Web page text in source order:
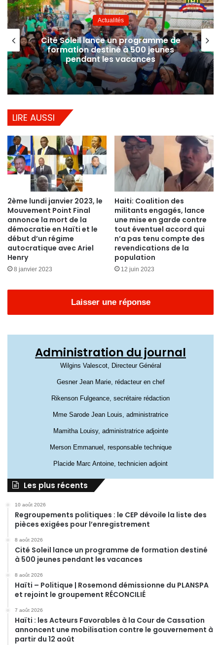
Actualités
Cité Soleil lance un programme de
formation destiné à 500 jeunes
pendant les vacances
LIRE AUSSI
2ème lundi janvier 2023, le
Mouvement Point Final
annonce la mort de la
démocratie en Haïti et le
début d’un régime
autocratique avec Ariel
Henry
8 janvier 2023
Haiti: Coalition des
militants engagés, lance
une mise en garde contre
tout éventuel accord qui
n’a pas tenu compte des
revendications de la
population
12 juin 2023
Laisser une réponse
Administration du journal
Wilgins Valescot, Directeur Général
Gesner Jean Marie, rédacteur en chef
Rikenson Fulgeance, secrétaire rédaction
Mme Sarode Jean Louis, administratrice
Mamitha Louisy, administratrice adjointe
Merson Emmanuel, responsable technique
Placide Marc Antoine, technicien adjoint
Les plus récents
10 août 2026
Regroupements politiques : le CEP dévoile la liste des
pièces exigées pour l’enregistrement
8 août 2026
Cité Soleil lance un programme de formation destiné
à 500 jeunes pendant les vacances
8 août 2026
Haïti – Politique | Rosemond démissionne du PLANSPA
et rejoint le groupement RÉCONCILIÉ
7 août 2026
Haïti : les Acteurs Favorables à la Cour de Cassation
annoncent une mobilisation contre le gouvernement à
partir du 12 août